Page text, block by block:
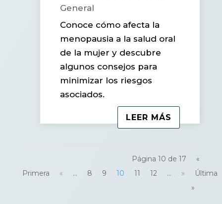
General
Conoce cómo afecta la
menopausia a la salud oral
de la mujer y descubre
algunos consejos para
minimizar los riesgos
asociados.
LEER MÁS
Página 10 de 17
«
Primera
« ... 8 9 10 11 12 ... »
Última
»